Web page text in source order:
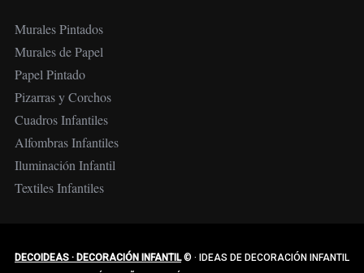
Murales Pintados
Murales de Papel
Papel Pintado
Pizarras y Corchos
Cuadros Infantiles
Alfombras Infantiles
Iluminación Infantil
Textiles Infantiles
DECOIDEAS · DECORACIÓN INFANTIL© ·
IDEAS DE DECORACIÓN INFANTIL